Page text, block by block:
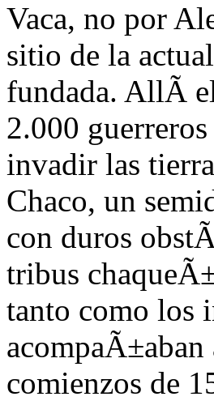
Vaca, no por
sitio de la
fundada. AllÃ­
2.000
invadir las
Chaco, un
con duros
tribus
tanto como los
comienzos de